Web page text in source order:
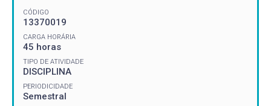
CÓDIGO
13370019
CARGA HORÁRIA
45 horas
TIPO DE ATIVIDADE
DISCIPLINA
PERIODICIDADE
Semestral